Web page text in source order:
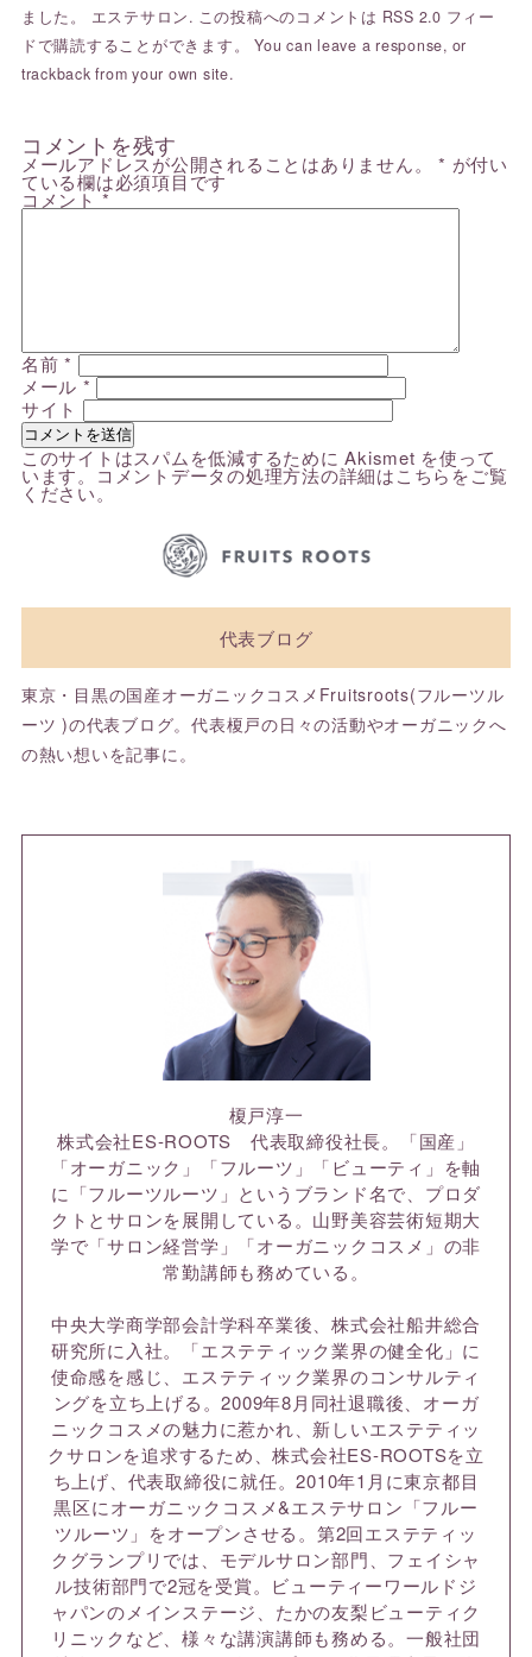
ました。 エステサロン. この投稿へのコメントは RSS 2.0 フィー
ドで購読することができます。 You canleave a response, or
trackback from your own site.
コメントを残す
メールアドレスが公開されることはありません。 * が付い
ている欄は必須項目です
コメント*
名前*
メール *
サイト
このサイトはスパムを低減するために Akismet を使って
います。 コメントデータの処理方法の詳細はこちらをご覧
ください。
代表ブログ
東京・目黒の国産オーガニックコスメFruitsroots(フルーツル
ーツ )の代表ブログ。代表榎戸の日々の活動やオーガニックへ
の熱い想いを記事に。
榎戸淳一
株式会社ES-ROOTS 代表取締役社長。「国産」
「オーガニック」「フルーツ」「ビューティ」を軸
に「フルーツルーツ」というブランド名で、プロダ
クトとサロンを展開している。山野美容芸術短期大
学で「サロン経営学」「オーガニックコスメ」の非
常勤講師も務めている。
中央大学商学部会計学科卒業後、株式会社船井総合
研究所に入社。「エステティック業界の健全化」に
使命感を感じ、エステティック業界のコンサルティ
ングを立ち上げる。2009年8月同社退職後、オーガ
ニックコスメの魅力に惹かれ、新しいエステティッ
クサロンを追求するため、株式会社ES-ROOTSを立
ち上げ、代表取締役に就任。2010年1月に東京都目
黒区にオーガニックコスメ&エステサロン「フルー
ツルーツ」をオープンさせる。第2回エステティッ
クグランプリでは、モデルサロン部門、フェイシャ
ル技術部門で2冠を受賞。ビューティーワールドジ
ャパンのメインステージ、たかの友梨ビューティク
リニックなど、様々な講演講師も務める。一般社団